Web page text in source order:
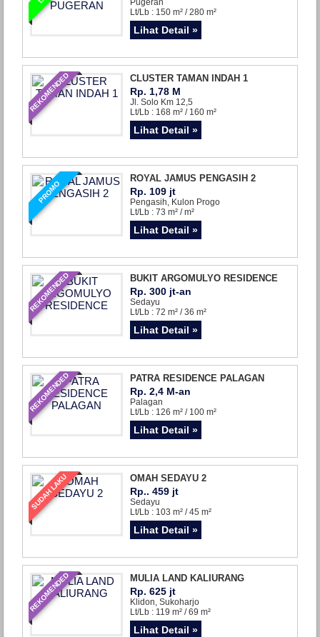
Lt/Lb : 150 m² / 280 m²
Lihat Detail »
REKOMENDED CLUSTER TAMAN INDAH 1
Rp. 1,78 M
Jl. Solo Km 12,5
Lt/Lb : 168 m² / 160 m²
Lihat Detail »
PROMO
ROYAL JAMUS PENGASIH 2
Rp. 109 jt
Pengasih, Kulon Progo
Lt/Lb : 73 m² / m²
Lihat Detail »
REKOMENDED BUKIT ARGOMULYO RESIDENCE
Rp. 300 jt-an
Sedayu
Lt/Lb : 72 m² / 36 m²
Lihat Detail »
REKOMENDED PATRA RESIDENCE PALAGAN
Rp. 2,4 M-an
Palagan
Lt/Lb : 126 m² / 100 m²
Lihat Detail »
SUDAH LAKU OMAH SEDAYU 2
Rp.. 459 jt
Sedayu
Lt/Lb : 103 m² / 45 m²
Lihat Detail »
REKOMENDED MULIA LAND KALIURANG
Rp. 625 jt
Klidon, Sukoharjo
Lt/Lb : 119 m² / 69 m²
Lihat Detail »